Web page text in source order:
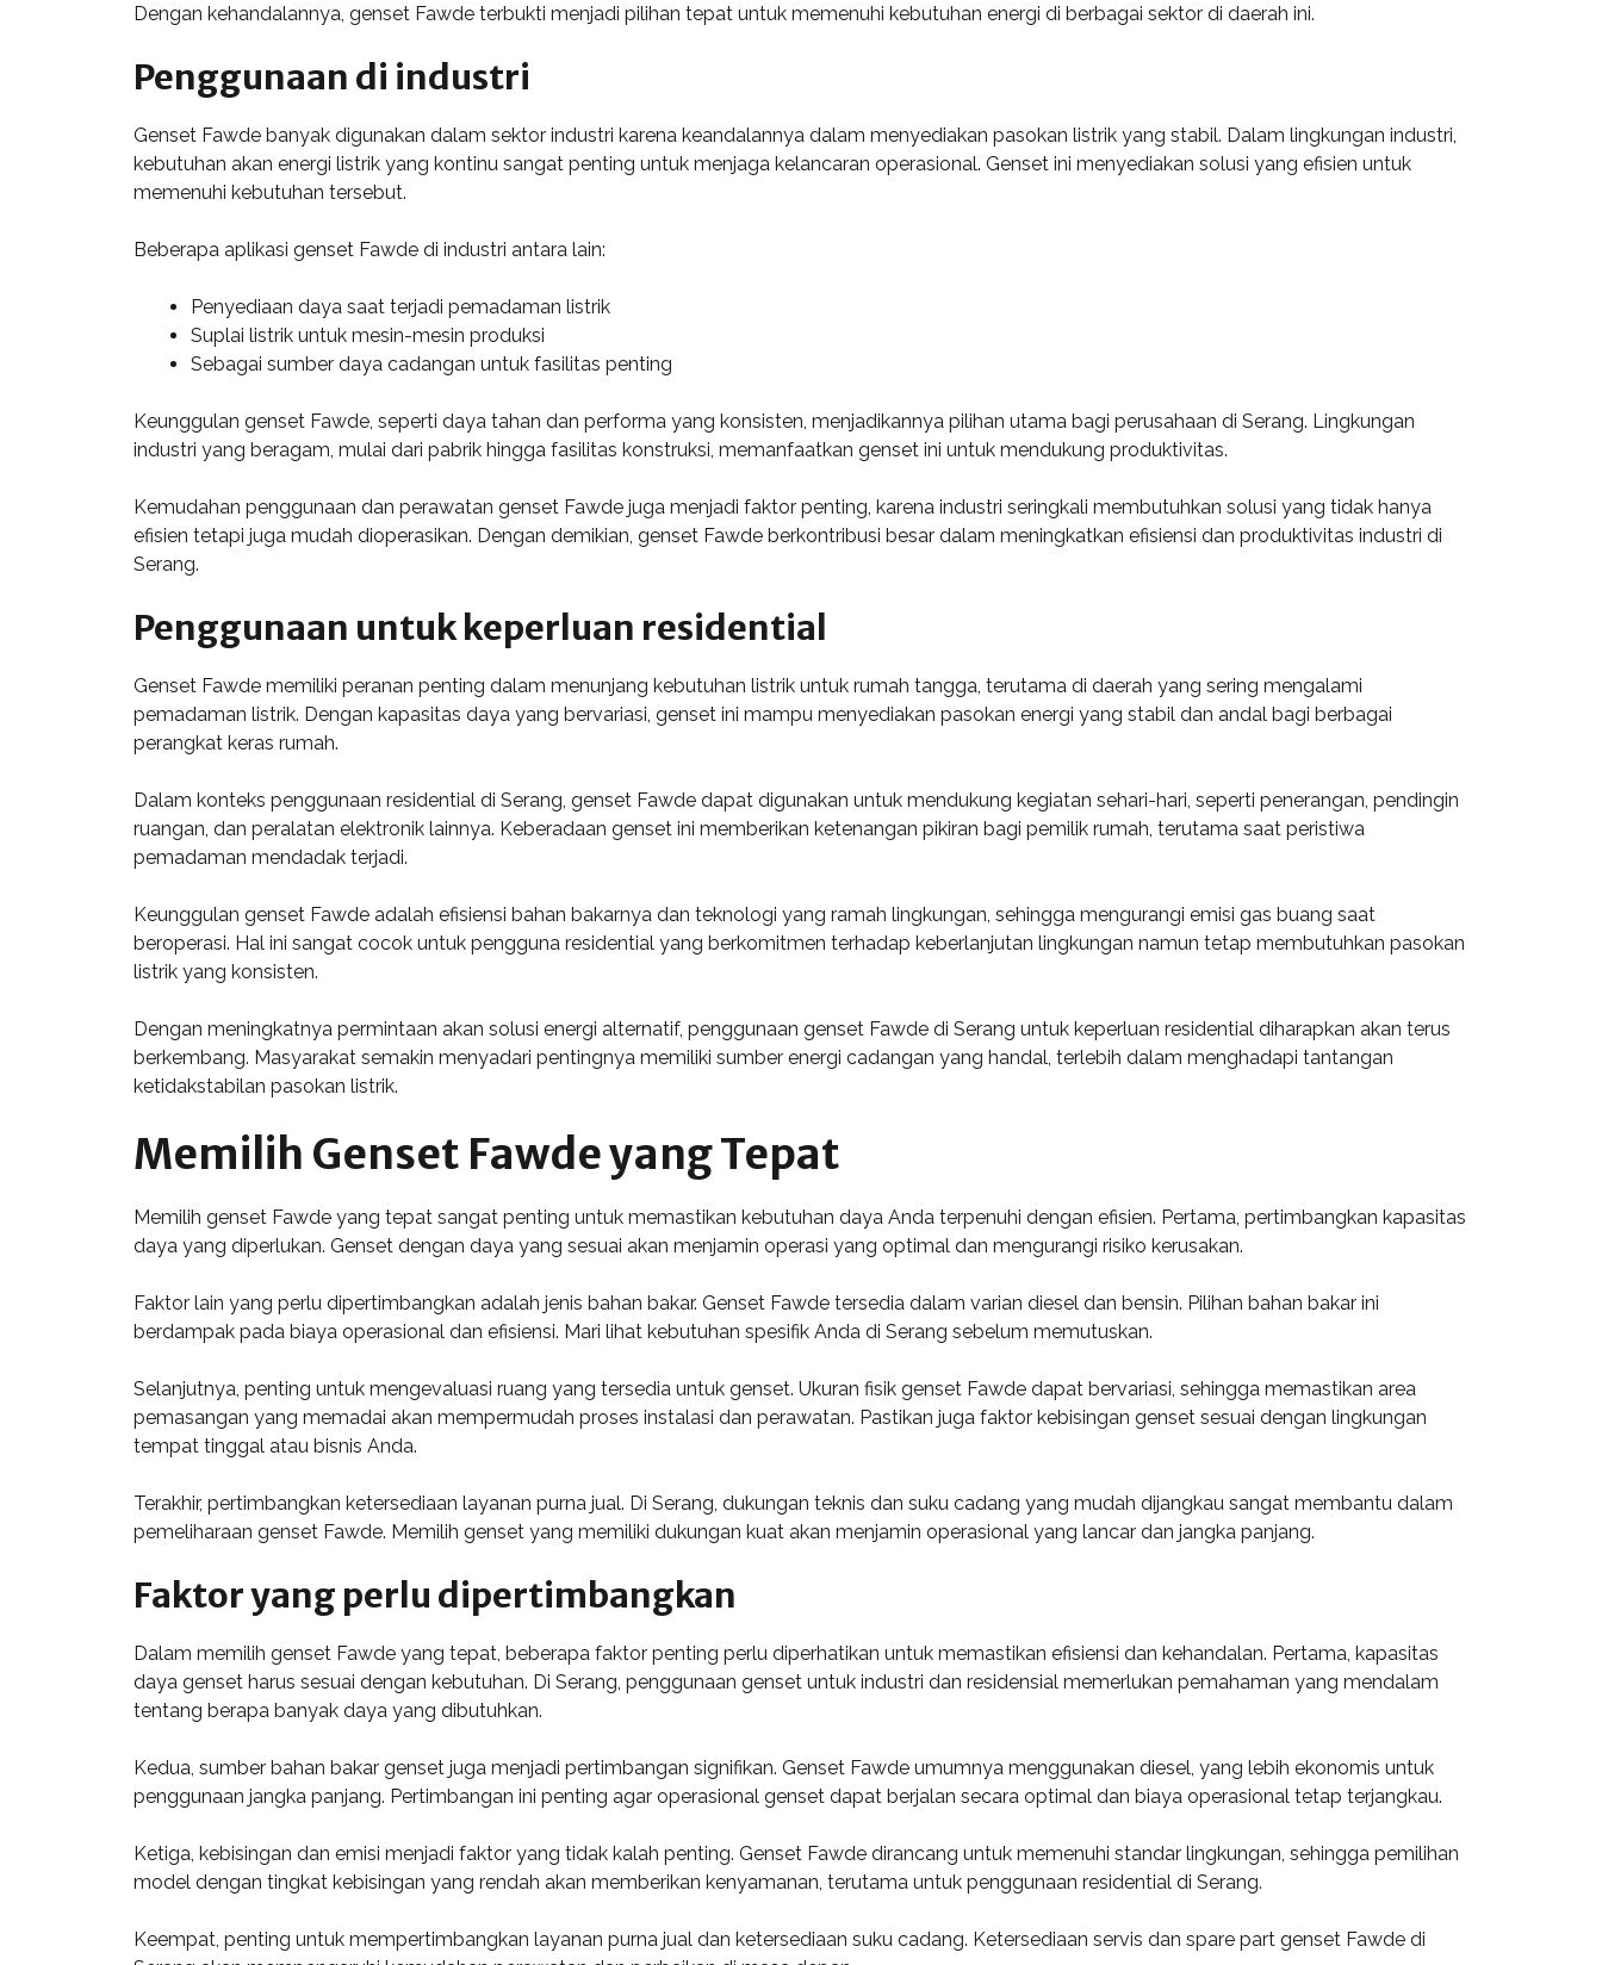
Dengan kehandalannya, genset Fawde terbukti menjadi pilihan tepat untuk memenuhi kebutuhan energi di berbagai sektor di daerah ini.
Penggunaan di industri
Genset Fawde banyak digunakan dalam sektor industri karena keandalannya dalam menyediakan pasokan listrik yang stabil. Dalam lingkungan industri,
kebutuhan akan energi listrik yang kontinu sangat penting untuk menjaga kelancaran operasional. Genset ini menyediakan solusi yang efisien untuk
memenuhi kebutuhan tersebut.
Beberapa aplikasi genset Fawde di industri antara lain:
Penyediaan daya saat terjadi pemadaman listrik
Suplai listrik untuk mesin-mesin produksi
Sebagai sumber daya cadangan untuk fasilitas penting
Keunggulan genset Fawde, seperti daya tahan dan performa yang konsisten, menjadikannya pilihan utama bagi perusahaan di Serang. Lingkungan
industri yang beragam, mulai dari pabrik hingga fasilitas konstruksi, memanfaatkan genset ini untuk mendukung produktivitas.
Kemudahan penggunaan dan perawatan genset Fawde juga menjadi faktor penting, karena industri seringkali membutuhkan solusi yang tidak hanya
efisien tetapi juga mudah dioperasikan. Dengan demikian, genset Fawde berkontribusi besar dalam meningkatkan efisiensi dan produktivitas industri di
Serang.
Penggunaan untuk keperluan residential
Genset Fawde memiliki peranan penting dalam menunjang kebutuhan listrik untuk rumah tangga, terutama di daerah yang sering mengalami
pemadaman listrik. Dengan kapasitas daya yang bervariasi, genset ini mampu menyediakan pasokan energi yang stabil dan andal bagi berbagai
perangkat keras rumah.
Dalam konteks penggunaan residential di Serang, genset Fawde dapat digunakan untuk mendukung kegiatan sehari-hari, seperti penerangan, pendingin
ruangan, dan peralatan elektronik lainnya. Keberadaan genset ini memberikan ketenangan pikiran bagi pemilik rumah, terutama saat peristiwa
pemadaman mendadak terjadi.
Keunggulan genset Fawde adalah efisiensi bahan bakarnya dan teknologi yang ramah lingkungan, sehingga mengurangi emisi gas buang saat
beroperasi. Hal ini sangat cocok untuk pengguna residential yang berkomitmen terhadap keberlanjutan lingkungan namun tetap membutuhkan pasokan
listrik yang konsisten.
Dengan meningkatnya permintaan akan solusi energi alternatif, penggunaan genset Fawde di Serang untuk keperluan residential diharapkan akan terus
berkembang. Masyarakat semakin menyadari pentingnya memiliki sumber energi cadangan yang handal, terlebih dalam menghadapi tantangan
ketidakstabilan pasokan listrik.
Memilih Genset Fawde yang Tepat
Memilih genset Fawde yang tepat sangat penting untuk memastikan kebutuhan daya Anda terpenuhi dengan efisien. Pertama, pertimbangkan kapasitas
daya yang diperlukan. Genset dengan daya yang sesuai akan menjamin operasi yang optimal dan mengurangi risiko kerusakan.
Faktor lain yang perlu dipertimbangkan adalah jenis bahan bakar. Genset Fawde tersedia dalam varian diesel dan bensin. Pilihan bahan bakar ini
berdampak pada biaya operasional dan efisiensi. Mari lihat kebutuhan spesifik Anda di Serang sebelum memutuskan.
Selanjutnya, penting untuk mengevaluasi ruang yang tersedia untuk genset. Ukuran fisik genset Fawde dapat bervariasi, sehingga memastikan area
pemasangan yang memadai akan mempermudah proses instalasi dan perawatan. Pastikan juga faktor kebisingan genset sesuai dengan lingkungan
tempat tinggal atau bisnis Anda.
Terakhir, pertimbangkan ketersediaan layanan purna jual. Di Serang, dukungan teknis dan suku cadang yang mudah dijangkau sangat membantu dalam
pemeliharaan genset Fawde. Memilih genset yang memiliki dukungan kuat akan menjamin operasional yang lancar dan jangka panjang.
Faktor yang perlu dipertimbangkan
Dalam memilih genset Fawde yang tepat, beberapa faktor penting perlu diperhatikan untuk memastikan efisiensi dan kehandalan. Pertama, kapasitas
daya genset harus sesuai dengan kebutuhan. Di Serang, penggunaan genset untuk industri dan residensial memerlukan pemahaman yang mendalam
tentang berapa banyak daya yang dibutuhkan.
Kedua, sumber bahan bakar genset juga menjadi pertimbangan signifikan. Genset Fawde umumnya menggunakan diesel, yang lebih ekonomis untuk
penggunaan jangka panjang. Pertimbangan ini penting agar operasional genset dapat berjalan secara optimal dan biaya operasional tetap terjangkau.
Ketiga, kebisingan dan emisi menjadi faktor yang tidak kalah penting. Genset Fawde dirancang untuk memenuhi standar lingkungan, sehingga pemilihan
model dengan tingkat kebisingan yang rendah akan memberikan kenyamanan, terutama untuk penggunaan residential di Serang.
Keempat, penting untuk mempertimbangkan layanan purna jual dan ketersediaan suku cadang. Ketersediaan servis dan spare part genset Fawde di